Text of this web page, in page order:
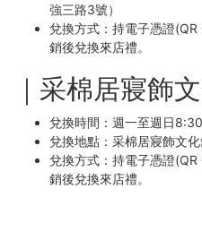
強三路3號）
兌換方式：持電子憑證
銷後兌換來店禮。
｜采棉居寢飾
兌換時間：週一至週日
兌換地點：采棉居寢飾文
兌換方式：持電子憑證
銷後兌換來店禮。